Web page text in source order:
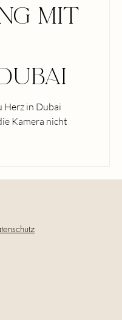
mit
Herz in Dubai
Kamera nicht